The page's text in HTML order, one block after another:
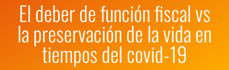
El deber de función fiscal vs
la preservación de la vida en
tiempos del covid-19